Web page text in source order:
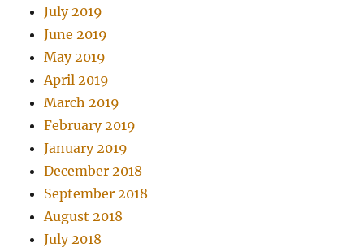
July 2019
June 2019
May 2019
April 2019
March 2019
February 2019
January 2019
December 2018
September 2018
August 2018
July 2018